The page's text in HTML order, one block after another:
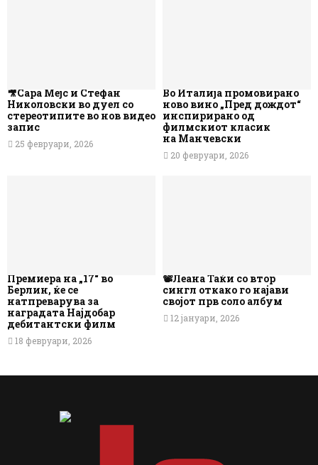
🎥Сара Мејс и Стефан
Николовски во дуел со
стереотипите во нов видео
запис
25 февруари, 2026
Во Италија промовирано
ново вино „Пред дождот“
инспирирано од
филмскиот класик
на Манчевски
20 февруари, 2026
Премиера на „17“ во
Берлин, ќе се
натпреварува за
наградата Најдобар
дебитантски филм
18 февруари, 2026
📽️Леана Таќи со втор
сингл откако го најави
својот прв соло албум
12 јануари, 2026